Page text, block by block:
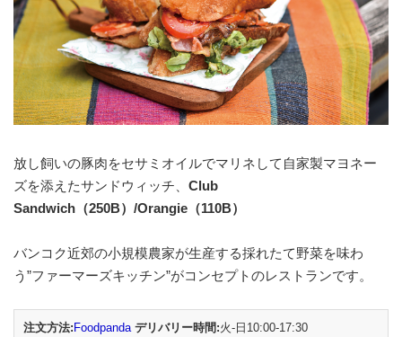
放し飼いの豚肉をセサミオイルでマリネして自家製マヨネー
ズを添えたサンドウィッチ、 Club
Sandwich（250B）/Orangie（110B）
バンコク近郊の小規模農家が生産する採れたて野菜を味わ
う”ファーマーズキッチン”がコンセプトのレストランです。
注文方法:Foodpanda デリバリー時間:火-日10:00-17:30